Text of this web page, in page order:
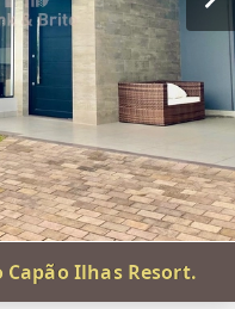
Ilhas Resort.